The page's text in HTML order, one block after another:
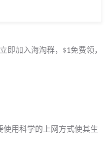
即加入海淘群，$1免费领，
用科学的上网方式使其生